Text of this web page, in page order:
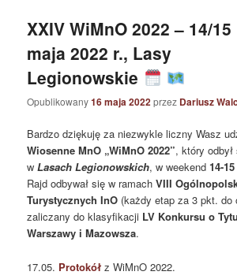
XXIV WiMnO 2022 – 14/15
maja 2022 r., Lasy
Legionowskie
Opublikowany16 maja 2022przez Dariusz
Bardzo dziękuję za niezwykle liczny Wasz
Wiosenne MnO „WiMnO 2022”, który
wLasach Legionowskich, w weekend14-
Rajd odbywał się w ramachVIII
Turystycznych InO (każdy etap za 3 pkt. do
zaliczany do klasyfikacji LV Konkursu o
Warszawy i Mazowsza.
17.05. Protokółz WiMnO 2022.